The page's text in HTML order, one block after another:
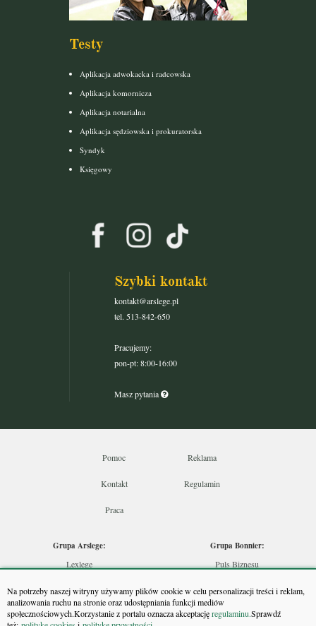
Na potrzeby naszej witryny używamy plików cookie w celu personalizacji treści i reklam,
analizowania ruchu na stronie oraz udostępniania funkcji mediów
społecznościowych.Korzystanie z portalu oznacza akceptacjęregulaminu.Sprawdź
Testy
Aplikacja adwokacka i radcowska
Aplikacja komornicza
Aplikacja notarialna
Aplikacja sędziowska i prokuratorska
Syndyk
Księgowy
Szybki kontakt
kontakt@arslege.pl
tel. 513-842-650
Pracujemy:
pon-pt: 8:00-16:00
Masz pytania
Pomoc Reklama
Kontakt Regulamin
Praca
Grupa Arslege:
Lexlege
Skarbowcy
Urzędnik
Grupa Bonnier:
Puls Biznesu
Puls Medycyny
Monitor Firm